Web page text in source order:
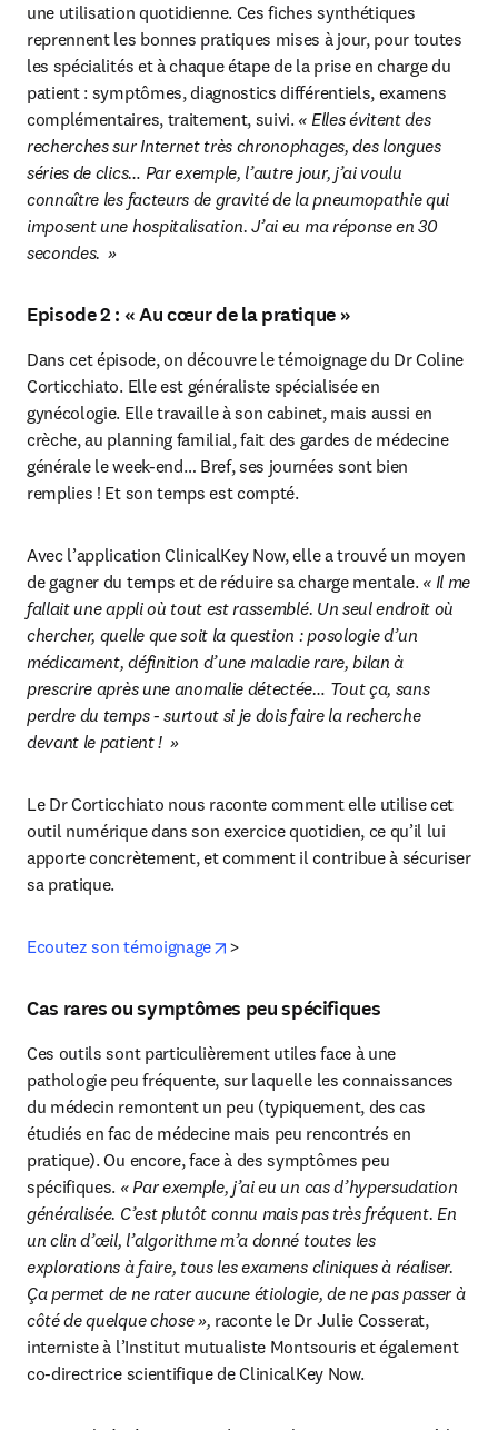
une utilisation quotidienne. Ces fiches synthétiques
reprennent les bonnes pratiques mises à jour, pour toutes
les spécialités et à chaque étape de la prise en charge du
patient : symptômes, diagnostics différentiels, examens
complémentaires, traitement, suivi. « Elles évitent des
recherches sur Internet très chronophages, des longues
séries de clics… Par exemple, l’autre jour, j’ai voulu
connaître les facteurs de gravité de la pneumopathie qui
imposent une hospitalisation. J’ai eu ma réponse en 30
secondes.  »
Episode 2 : « Au cœur de la pratique »
Dans cet épisode, on découvre le témoignage du Dr Coline
Corticchiato. Elle est généraliste spécialisée en
gynécologie. Elle travaille à son cabinet, mais aussi en
crèche, au planning familial, fait des gardes de médecine
générale le week-end… Bref, ses journées sont bien
remplies ! Et son temps est compté.
Avec l’application ClinicalKey Now, elle a trouvé un moyen
de gagner du temps et de réduire sa charge mentale. « Il me
fallait une appli où tout est rassemblé. Un seul endroit où
chercher, quelle que soit la question : posologie d’un
médicament, définition d’une maladie rare, bilan à
prescrire après une anomalie détectée… Tout ça, sans
perdre du temps - surtout si je dois faire la recherche
devant le patient !  »
Le Dr Corticchiato nous raconte comment elle utilise cet
outil numérique dans son exercice quotidien, ce qu’il lui
apporte concrètement, et comment il contribue à sécuriser
sa pratique.
Ecoutez son témoignage opens in new tab/window
>
Cas rares ou symptômes peu spécifiques
Ces outils sont particulièrement utiles face à une
pathologie peu fréquente, sur laquelle les connaissances
du médecin remontent un peu (typiquement, des cas
étudiés en fac de médecine mais peu rencontrés en
pratique). Ou encore, face à des symptômes peu
spécifiques. « Par exemple, j’ai eu un cas d’hypersudation
généralisée. C’est plutôt connu mais pas très fréquent. En
un clin d’œil, l’algorithme m’a donné toutes les
explorations à faire, tous les examens cliniques à réaliser.
Ça permet de ne rater aucune étiologie, de ne pas passer à
côté de quelque chose », raconte le Dr Julie Cosserat,
interniste à l’Institut mutualiste Montsouris et également
co-directrice scientifique de ClinicalKey Now.